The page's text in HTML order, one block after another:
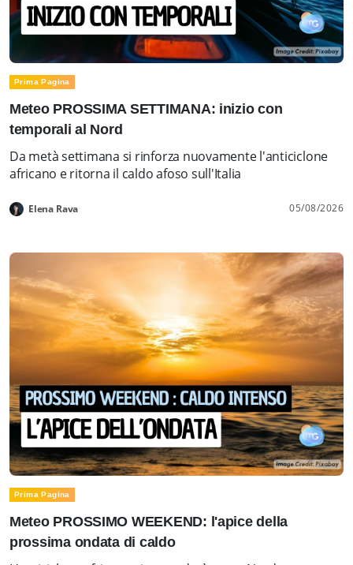
Prima Pagina
Meteo PROSSIMA SETTIMANA: inizio con
temporali al Nord
Da metà settimana si rinforza nuovamente l'anticiclone
africano e ritorna il caldo afoso sull'Italia
Elena Rava 05/08/2026
Prima Pagina
Meteo PROSSIMO WEEKEND: l'apice della
prossima ondata di caldo